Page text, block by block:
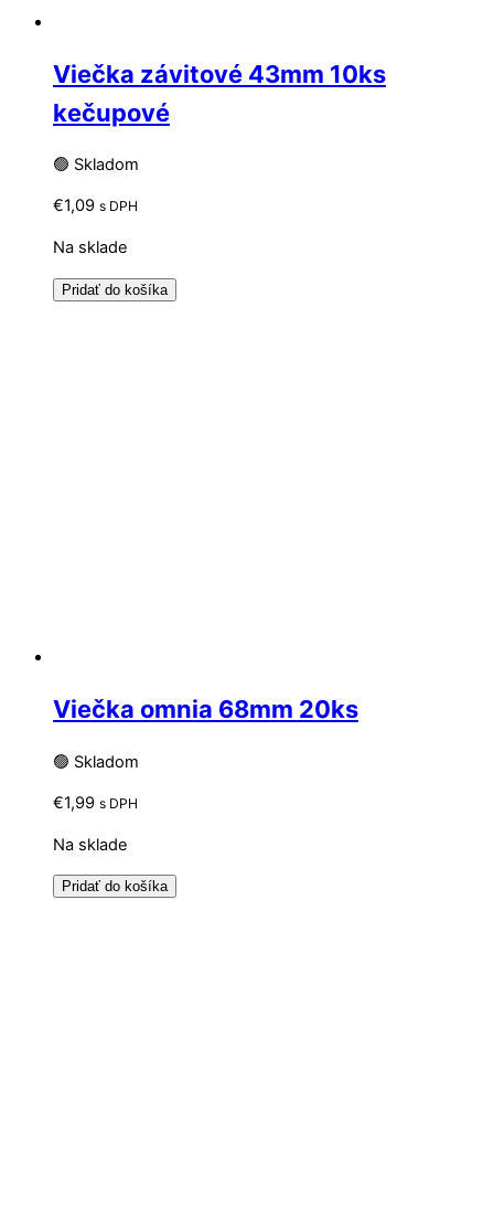
Viečka závitové 43mm 10ks
kečupové
🟢 Skladom
€1,09 s DPH
Na sklade
Pridať do košíka
Viečka omnia 68mm 20ks
🟢 Skladom
€1,99 s DPH
Na sklade
Pridať do košíka